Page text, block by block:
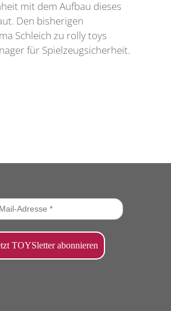
mit dem Aufbau dieses
Den bisherigen
Schleich zu rolly toys
für Spielzeugsicherheit.